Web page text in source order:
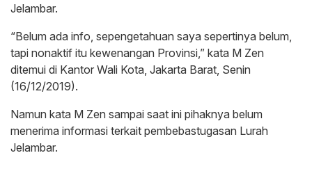
Jelambar.
“Belum ada info, sepengetahuan saya sepertinya belum,
tapi nonaktif itu kewenangan Provinsi,” kata M Zen
ditemui di Kantor Wali Kota, Jakarta Barat, Senin
(16/12/2019).
Namun kata M Zen sampai saat ini pihaknya belum
menerima informasi terkait pembebastugasan Lurah
Jelambar.